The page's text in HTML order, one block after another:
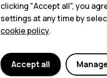
clicking "Accept all", you
settings at any time by
cookie policy.
Accept all